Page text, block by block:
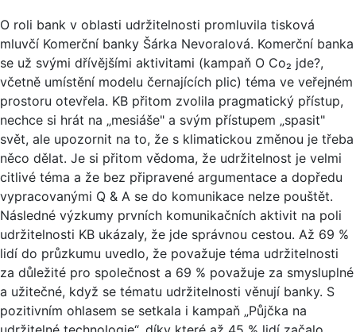
O roli bank v oblasti udržitelnosti promluvila tisková
mluvčí Komerční banky Šárka Nevoralová. Komerční banka
se už svými dřívějšími aktivitami (kampaň O Co₂ jde?,
včetně umístění modelu černajících plic) téma ve veřejném
prostoru otevřela. KB přitom zvolila pragmatický přístup,
nechce si hrát na „mesiáše" a svým přístupem „spasit"
svět, ale upozornit na to, že s klimatickou změnou je třeba
něco dělat. Je si přitom vědoma, že udržitelnost je velmi
citlivé téma a že bez připravené argumentace a dopředu
vypracovanými Q & A se do komunikace nelze pouštět.
Následné výzkumy prvních komunikačních aktivit na poli
udržitelnosti KB ukázaly, že jde správnou cestou. Až 69 %
lidí do průzkumu uvedlo, že považuje téma udržitelnosti
za důležité pro společnost a 69 % považuje za smysluplné
a užitečné, když se tématu udržitelnosti věnují banky. S
pozitivním ohlasem se setkala i kampaň „Půjčka na